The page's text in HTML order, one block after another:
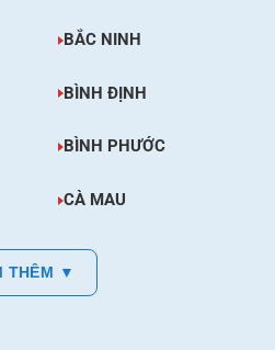
BẮC NINH
BÌNH ĐỊNH
BÌNH PHƯỚC
CÀ MAU
THÊM ▼